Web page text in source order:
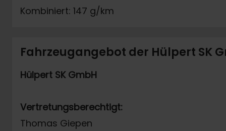
Kombiniert: 147 g/km
Fahrzeugangebot der Hülpert SK
Hülpert SK GmbH
Vertretungsberechtigt:
Thomas Giepen